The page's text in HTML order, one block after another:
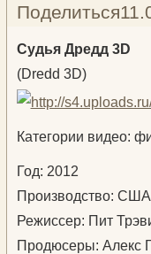
Поделиться
Судья Дредд 3D
(Dredd 3D)
Категории видео:
Год: 2012
Производство:
Режиссер: Пит
Продюсеры: Алекс